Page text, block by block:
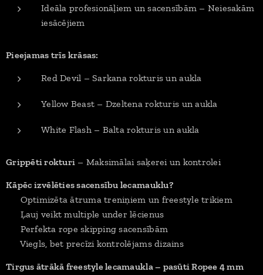
Ideāla profesionāļiem un sacensībām – Neiesakām
iesācējiem
Pieejamas trīs krāsas:
Red Devil – Sarkana rokturis un aukla
Yellow Beast – Dzeltena rokturis un aukla
White Flash – Balta rokturis un aukla
Grippēti rokturi – Maksimālai saķerei un kontrolei
Kāpēc izvēlēties sacensību lecamauklu?
✔ Optimizēta ātruma treniņiem un freestyle trikiem
✔ Ļauj veikt multiple under lēcienus
✔ Perfekta rope skipping sacensībām
✔ Viegls, bet precīzi kontrolējams dizains
Tirgus ātrākā freestyle lecamaukla – pasūti Ropee 4 mm